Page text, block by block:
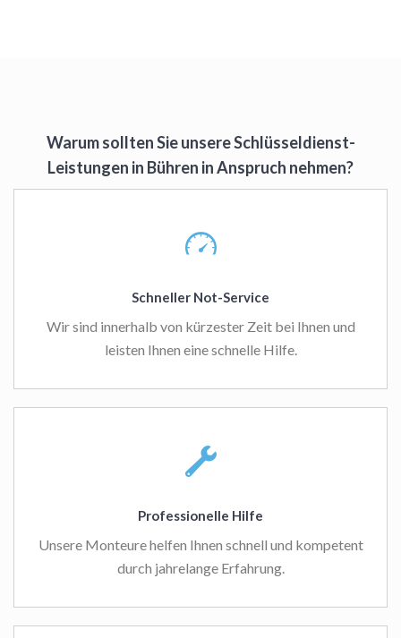
Warum sollten Sie unsere Schlüsseldienst-
Leistungen in Bühren in Anspruch nehmen?
Schneller Not-Service
Wir sind innerhalb von kürzester Zeit bei Ihnen und
leisten Ihnen eine schnelle Hilfe.
Professionelle Hilfe
Unsere Monteure helfen Ihnen schnell und kompetent
durch jahrelange Erfahrung.